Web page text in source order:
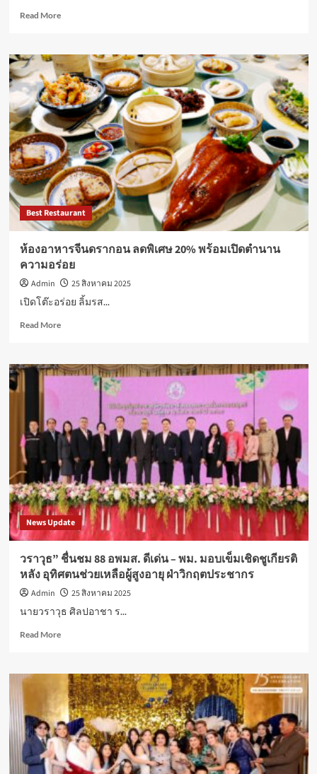
และ
ออนไลน์
ครั้ง
ยิ่ง
ใหญ่
เปิด
โอกาส
เติบโต
ทาง
ธุรกิจ
บน
แพลตฟอร์ม
E-
Commerce
นำ
ทั่ว
โลก
25-
27
นี้
Read MoreRead
ซี
พี
แรม
เดิน
หน้า
โครงการ
“CPRAM
Junior
Chef”
ก้าว
สู่
ปี
ที่
16
ประกาย
การ
เรียน
รู้
ด้าน
อาหาร
ครบ
ถ้วน
การ
บริโภค
อย่าง
มี
คุณค่า
เพื่อ
เยาวชน
ไทย
Best Restaurant
ห้องอาหารจีนดรากอน ลดพิเศษ 20% พร้อมเปิดตำนาน
ความอร่อย
Admin
25 สิงหาคม 2025
เปิดโต๊ะอร่อย ลิ้มรส...
Read MoreRead
ห้อง
อาหาร
พิเศษ
20%
พร้อม
เปิด
ตำนาน
ความ
อร่อย
News Update
วราวุธ” ชื่นชม 88 อพมส. ดีเด่น – พม. มอบเข็มเชิดชูเกียรติ
หลัง อุทิศตนช่วยเหลือผู้สูงอายุ ฝ่าวิกฤตประชากร
Admin
25 สิงหาคม 2025
นายวราวุธ ศิลปอาชา ร...
Read MoreRead
ว
ราวุ
ธ”
ชื่นชม
88
อพมส.
ดี
เด่น